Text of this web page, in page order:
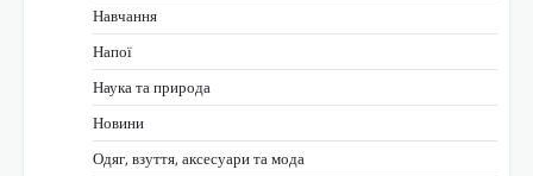
Навчання
Напої
Наука та природа
Новини
Одяг, взуття, аксесуари та мода